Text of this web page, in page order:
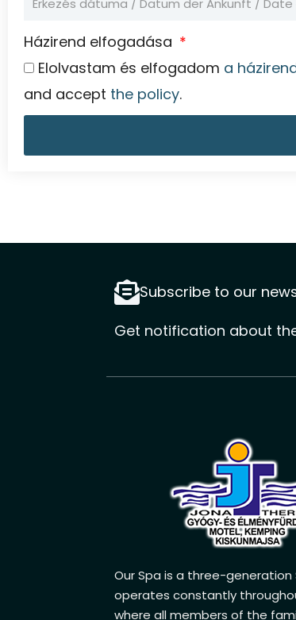
Házirend elfogadása
Elolvastam és elfogadom a
and accept the policy.
Subscribe to our
Get notification about
Our Spa is a three-generation
operates constantly
where all members of the